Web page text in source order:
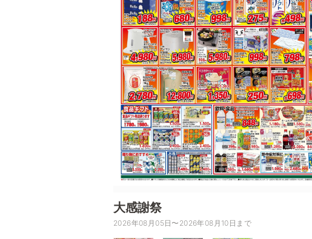
大感謝祭
2026年08月05日〜2026年08月10日まで